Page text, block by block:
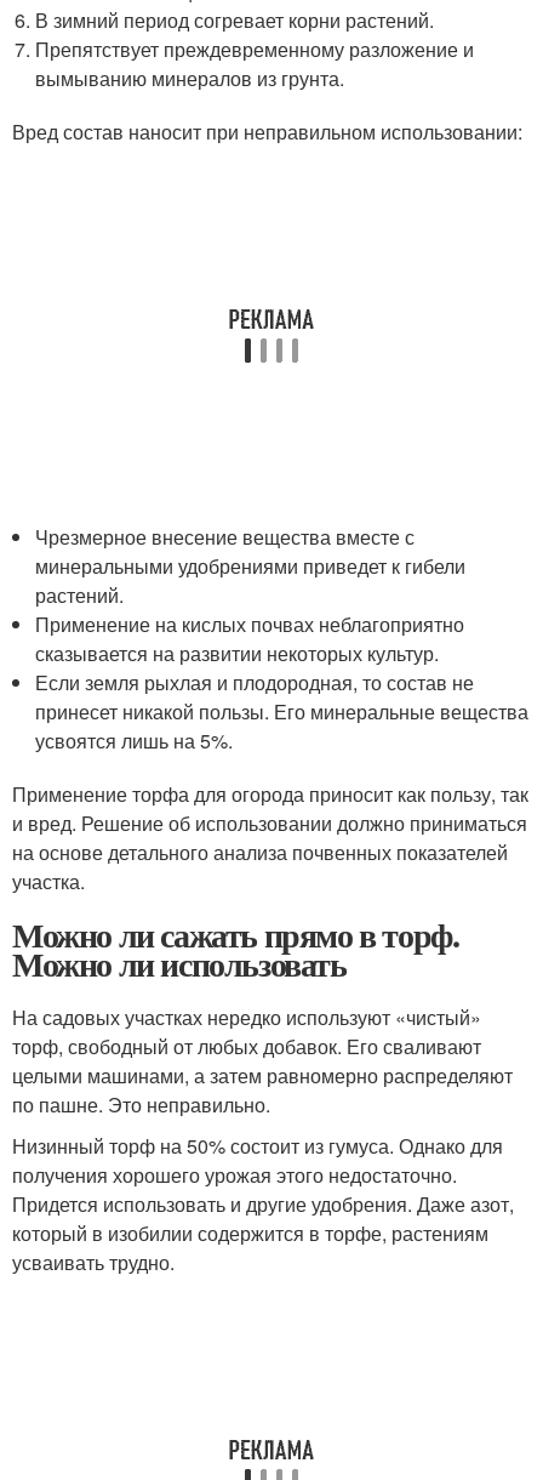
В зимний период согревает корни растений.
Препятствует преждевременному разложение и
вымыванию минералов из грунта.
Вред состав наносит при неправильном использовании:
Чрезмерное внесение вещества вместе с
минеральными удобрениями приведет к гибели
растений.
Применение на кислых почвах неблагоприятно
сказывается на развитии некоторых культур.
Если земля рыхлая и плодородная, то состав не
принесет никакой пользы. Его минеральные вещества
усвоятся лишь на 5%.
Применение торфа для огорода приносит как пользу, так
и вред. Решение об использовании должно приниматься
на основе детального анализа почвенных показателей
участка.
Можно ли сажать прямо в торф.
Можно ли использовать
На садовых участках нередко используют «чистый»
торф, свободный от любых добавок. Его сваливают
целыми машинами, а затем равномерно распределяют
по пашне. Это неправильно.
Низинный торф на 50% состоит из гумуса. Однако для
получения хорошего урожая этого недостаточно.
Придется использовать и другие удобрения. Даже азот,
который в изобилии содержится в торфе, растениям
усваивать трудно.